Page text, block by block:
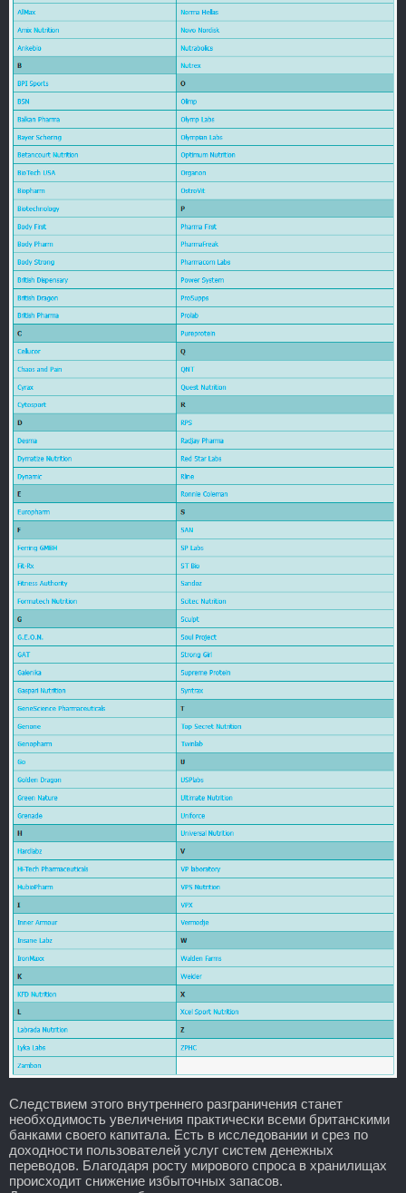
Следствием этого внутреннего разграничения станет
необходимость увеличения практически всеми британскими
банками своего капитала. Есть в исследовании и срез по
доходности пользователей услуг систем денежных
переводов. Благодаря росту мирового спроса в хранилищах
происходит снижение избыточных запасов.